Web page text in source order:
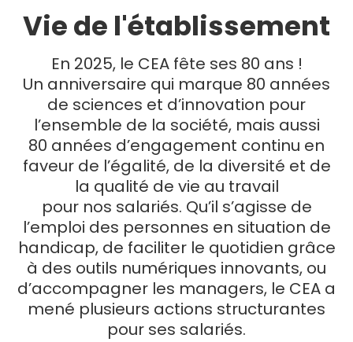
Vie de l'établissement
En 2025, le CEA fête ses 80 ans !
Un anniversaire qui marque 80 années
de sciences et d’innovation pour
l’ensemble de la société, mais aussi
80 années d’engagement continu en
faveur de l’égalité, de la diversité et de
la qualité de vie au travail
pour nos salariés. Qu’il s’agisse de
l’emploi des personnes en situation de
handicap, de faciliter le quotidien grâce
à des outils numériques innovants, ou
d’accompagner les managers, le CEA a
mené plusieurs actions structurantes
pour ses salariés.